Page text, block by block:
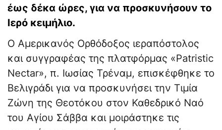
έως δέκα ώρες, για να προσκυνήσουν το
Ιερό κειμήλιο.
Ο Αμερικανός Ορθόδοξος ιεραπόστολος
και συγγραφέας της πλατφόρμας «Patristic
Nectar», π. Ιωσίας Τρέναμ, επισκέφθηκε το
Βελιγράδι για να προσκυνήσει την Τιμία
Ζώνη της Θεοτόκου στον Καθεδρικό Ναό
του Αγίου Σάββα και μοιράστηκε τις